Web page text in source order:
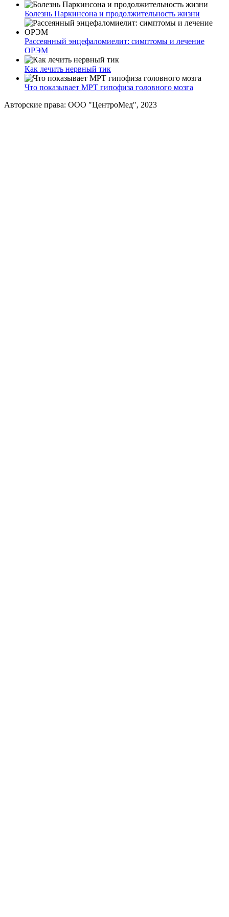
Болезнь Паркинсона и продолжительность жизни
Рассеянный энцефаломиелит: симптомы и лечение
ОРЭМ
Как лечить нервный тик
Что показывает МРТ гипофиза головного мозга
Авторские права: ООО "ЦентроМед", 2023